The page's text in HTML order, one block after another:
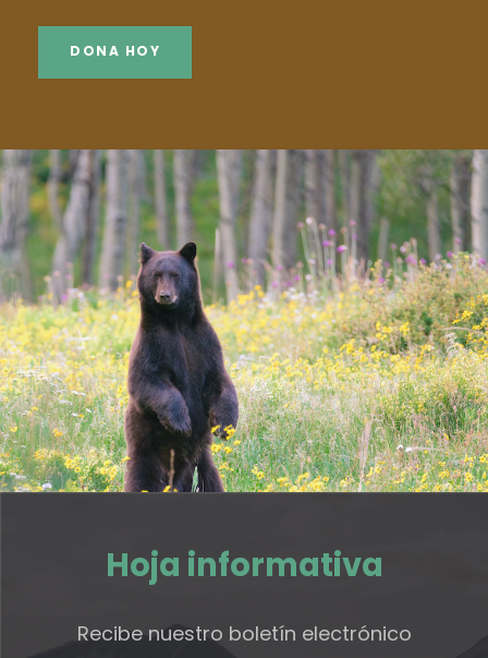
DONA HOY
Hoja informativa
Recibe nuestro boletín electrónico